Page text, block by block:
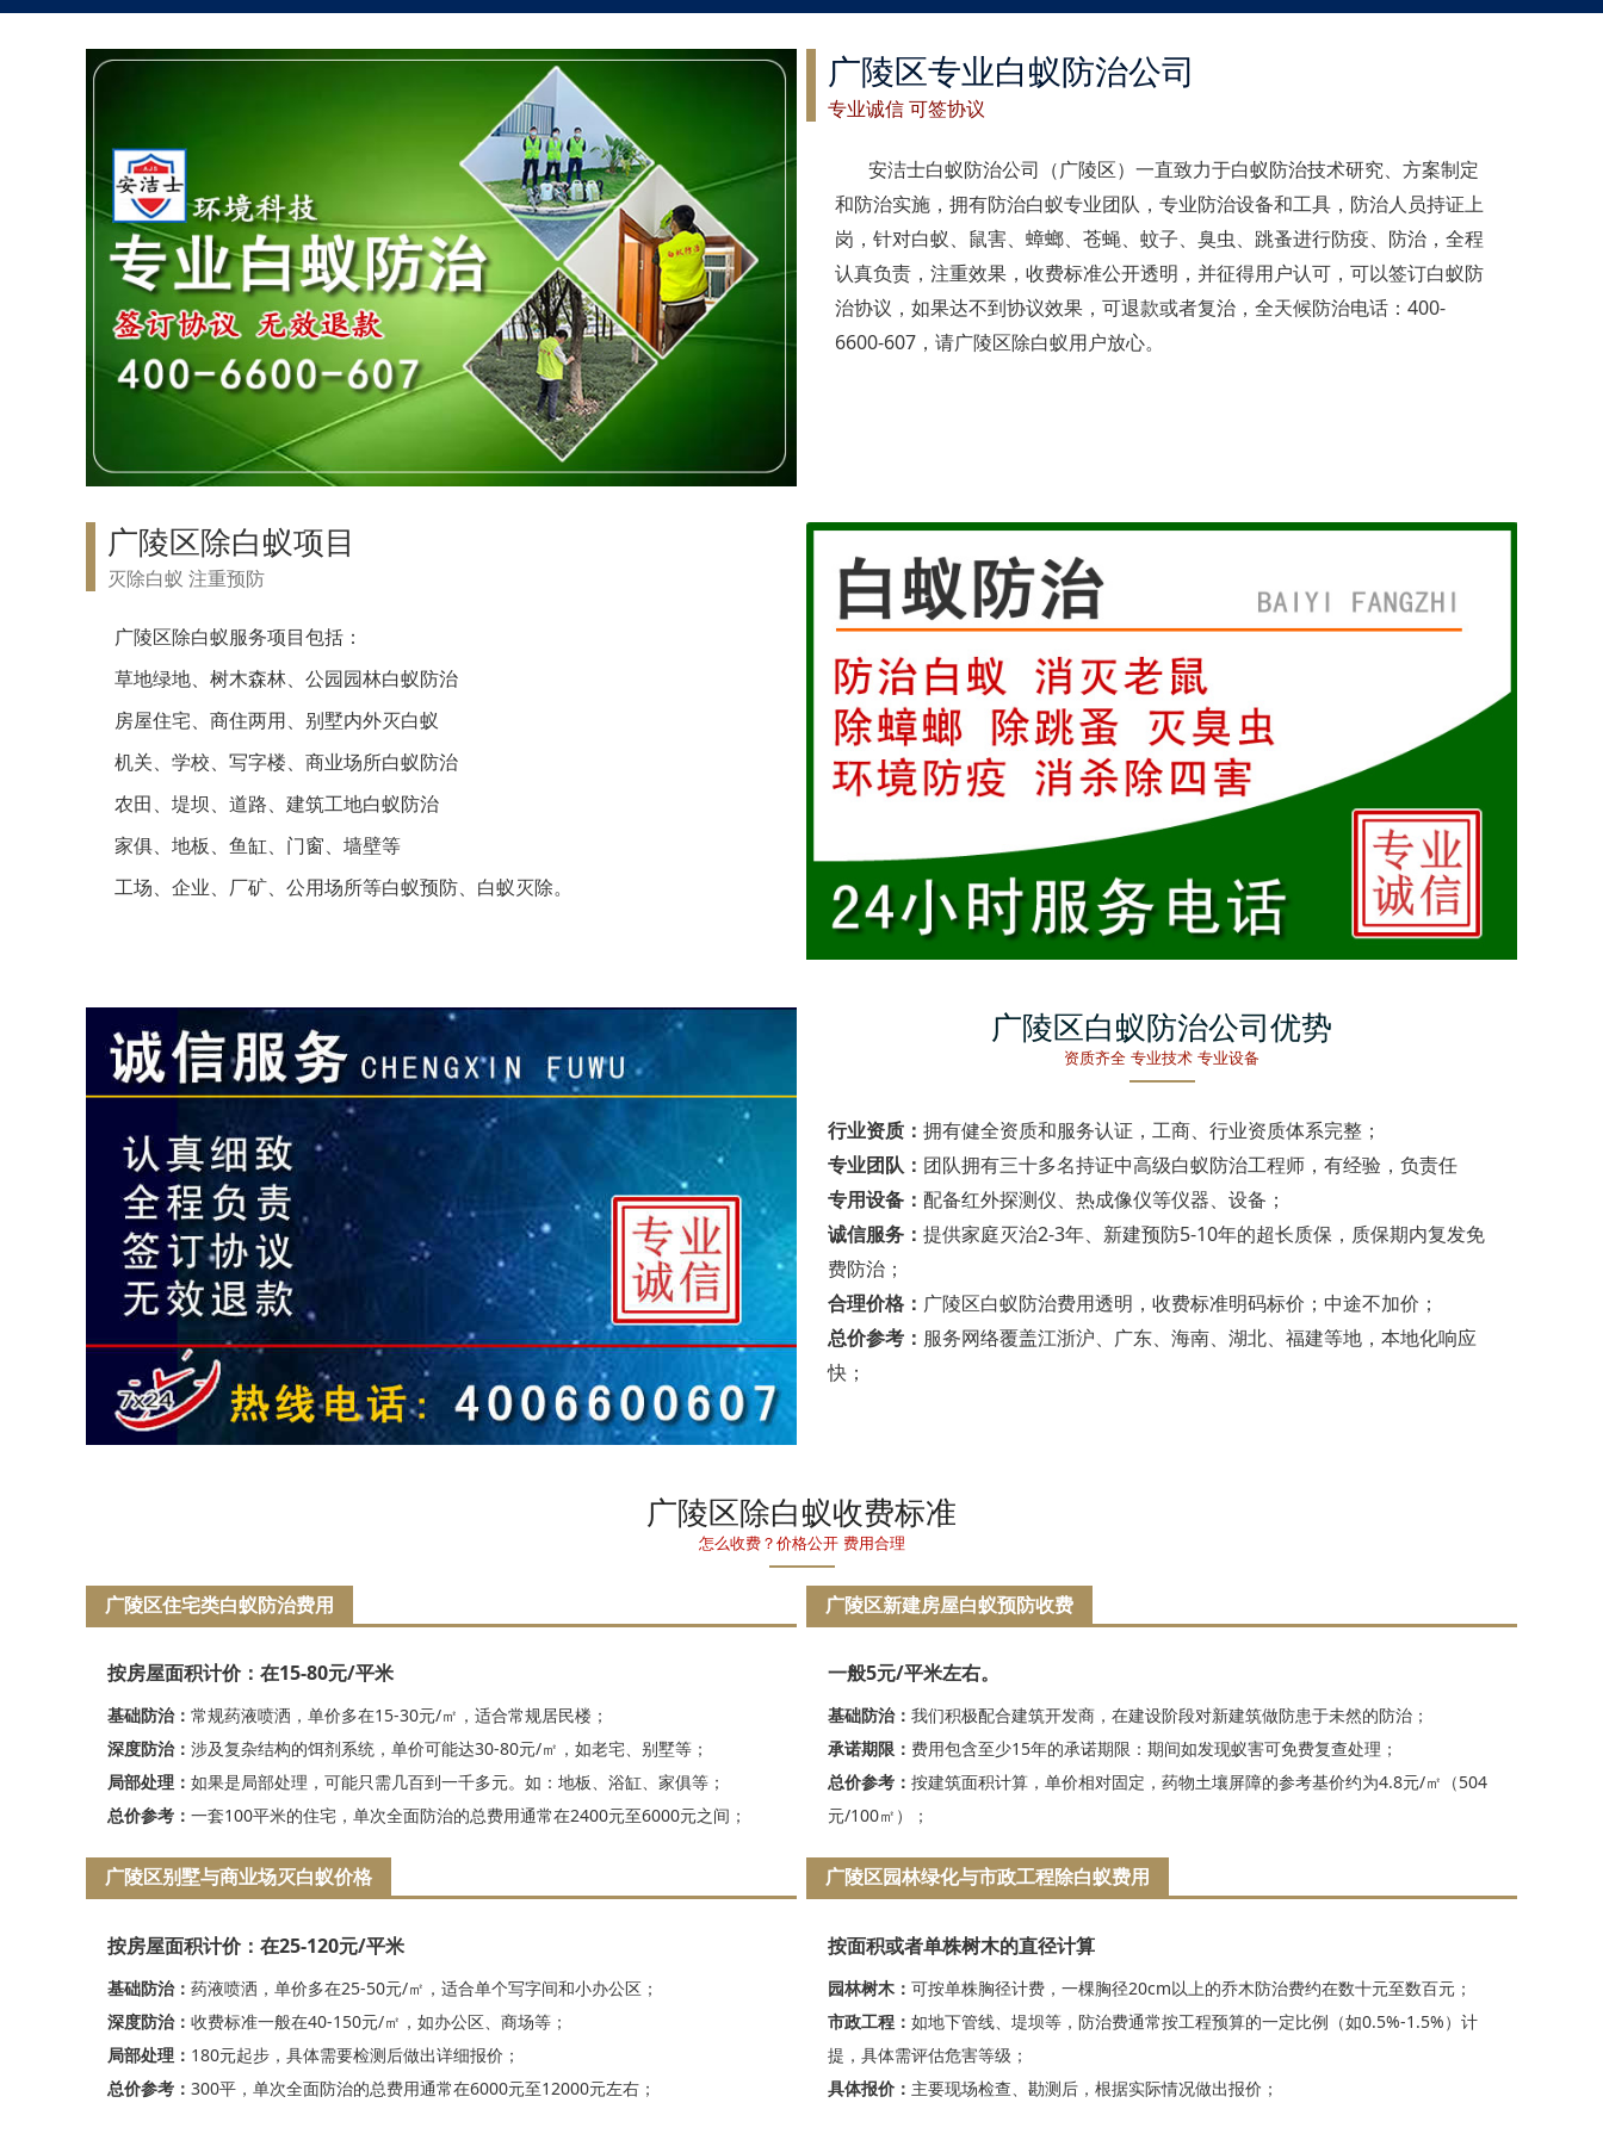
广陵区专业白蚁防治公司
专业诚信 可签协议
安洁士白蚁防治公司（广陵区）一直致力于白蚁防治技术研究、方案制定
和防治实施，拥有防治白蚁专业团队，专业防治设备和工具，防治人员持证上
岗，针对白蚁、鼠害、蟑螂、苍蝇、蚊子、臭虫、跳蚤进行防疫、防治，全程
认真负责，注重效果，收费标准公开透明，并征得用户认可，可以签订白蚁防
治协议，如果达不到协议效果，可退款或者复治，全天候防治电话：400-
6600-607，请广陵区除白蚁用户放心。
广陵区除白蚁项目
灭除白蚁 注重预防
广陵区除白蚁服务项目包括：
草地绿地、树木森林、公园园林白蚁防治
房屋住宅、商住两用、别墅内外灭白蚁
机关、学校、写字楼、商业场所白蚁防治
农田、堤坝、道路、建筑工地白蚁防治
家俱、地板、鱼缸、门窗、墙壁等
工场、企业、厂矿、公用场所等白蚁预防、白蚁灭除。
广陵区白蚁防治公司优势
资质齐全 专业技术 专业设备
行业资质： 拥有健全资质和服务认证，工商、行业资质体系完整；
专业团队： 团队拥有三十多名持证中高级白蚁防治工程师，有经验，负责任
专用设备： 配备红外探测仪、热成像仪等仪器、设备；
诚信服务： 提供家庭灭治2-3年、新建预防5-10年的超长质保，质保期内复发免
费防治；
合理价格： 广陵区白蚁防治费用透明，收费标准明码标价；中途不加价；
总价参考： 服务网络覆盖江浙沪、广东、海南、湖北、福建等地，本地化响应
快；
广陵区除白蚁收费标准
怎么收费？价格公开 费用合理
广陵区住宅类白蚁防治费用
按房屋面积计价：在15-80元/平米
基础防治： 常规药液喷洒，单价多在15-30元/㎡，适合常规居民楼；
深度防治： 涉及复杂结构的饵剂系统，单价可能达30-80元/㎡，如老宅、别墅等；
局部处理： 如果是局部处理，可能只需几百到一千多元。如：地板、浴缸、家俱等；
总价参考： 一套100平米的住宅，单次全面防治的总费用通常在2400元至6000元之间；
广陵区别墅与商业场灭白蚁价格
按房屋面积计价：在25-120元/平米
基础防治： 药液喷洒，单价多在25-50元/㎡，适合单个写字间和小办公区；
深度防治： 收费标准一般在40-150元/㎡，如办公区、商场等；
局部处理： 180元起步，具体需要检测后做出详细报价；
总价参考： 300平，单次全面防治的总费用通常在6000元至12000元左右；
广陵区新建房屋白蚁预防收费
一般5元/平米左右。
基础防治： 我们积极配合建筑开发商，在建设阶段对新建筑做防患于未然的防治；
承诺期限： 费用包含至少15年的承诺期限：期间如发现蚁害可免费复查处理；
总价参考： 按建筑面积计算，单价相对固定，药物土壤屏障的参考基价约为4.8元/㎡（504
元/100㎡）；
广陵区园林绿化与市政工程除白蚁费用
按面积或者单株树木的直径计算
园林树木： 可按单株胸径计费，一棵胸径20cm以上的乔木防治费约在数十元至数百元；
市政工程： 如地下管线、堤坝等，防治费通常按工程预算的一定比例（如0.5%-1.5%）计
提，具体需评估危害等级；
具体报价： 主要现场检查、勘测后，根据实际情况做出报价；